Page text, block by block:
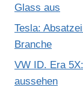
Glass aus
Tesla:
Branche
VW ID. Era
aussehen